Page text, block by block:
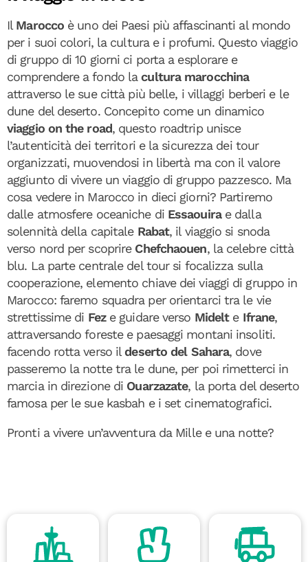
Il Marocco è uno dei Paesi più affascinanti al mondo
per i suoi colori, la cultura e i profumi. Questo viaggio
di gruppo di 10 giorni ci porta a esplorare e
comprendere a fondo lacultura marocchina
attraverso le sue città più belle, i villaggi berberi e le
dune del deserto. Concepito come un dinamico
viaggio on the road, questo roadtrip unisce
l’autenticità dei territori e la sicurezza dei tour
organizzati, muovendosi in libertà ma con il valore
aggiunto di vivere un viaggio di gruppo pazzesco. Ma
cosa vedere in Marocco in dieci giorni? Partiremo
dalle atmosfere oceaniche di Essaouira e dalla
solennità della capitale Rabat, il viaggio si snoda
verso nord per scoprire Chefchaouen, la celebre città
blu. La parte centrale del tour si focalizza sulla
cooperazione, elemento chiave dei viaggi di gruppo in
Marocco: faremo squadra per orientarci tra le vie
strettissime di Feze guidare verso Midelt e Ifrane,
attraversando foreste e paesaggi montani insoliti.
facendo rotta verso ildeserto del Sahara, dove
passeremo la notte tra le dune, per poi rimetterci in
marcia in direzione di Ouarzazate, la porta del deserto
famosa per le sue kasbah e i set cinematografici.
Pronti a vivere un’avventura da Mille e una notte?